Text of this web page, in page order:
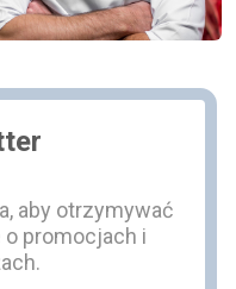
aby otrzymywać
promocjach i